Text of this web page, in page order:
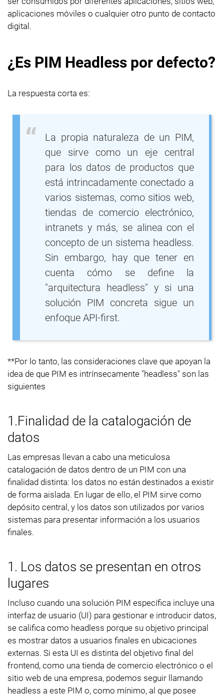
aplicaciones móviles o cualquier otro punto de contacto
digital.
¿Es PIM Headless por defecto?
La respuesta corta es:
La propia naturaleza de un PIM,
que sirve como un eje central
para los datos de productos que
está intrincadamente conectado a
varios sistemas, como sitios web,
tiendas de comercio electrónico,
intranets y más, se alinea con el
concepto de un sistema headless.
Sin embargo, hay que tener en
cuenta cómo se define la
"arquitectura headless" y si una
solución PIM concreta sigue un
enfoque API-first.
**Por lo tanto, las consideraciones clave que apoyan la
idea de que PIM es intrínsecamente "headless" son las
siguientes
1.Finalidad de la catalogación de
datos
Las empresas llevan a cabo una meticulosa
catalogación de datos dentro de un PIM con una
finalidad distinta: los datos no están destinados a existir
de forma aislada. En lugar de ello, el PIM sirve como
depósito central, y los datos son utilizados por varios
sistemas para presentar información a los usuarios
finales.
1. Los datos se presentan en otros
lugares
Incluso cuando una solución PIM específica incluye una
interfaz de usuario (UI) para gestionar e introducir datos,
se califica como headless porque su objetivo principal
es mostrar datos a usuarios finales en ubicaciones
externas. Si esta UI es distinta del objetivo final del
frontend, como una tienda de comercio electrónico o el
sitio web de una empresa, podemos seguir llamando
headless a este PIM o, como mínimo, al que posee